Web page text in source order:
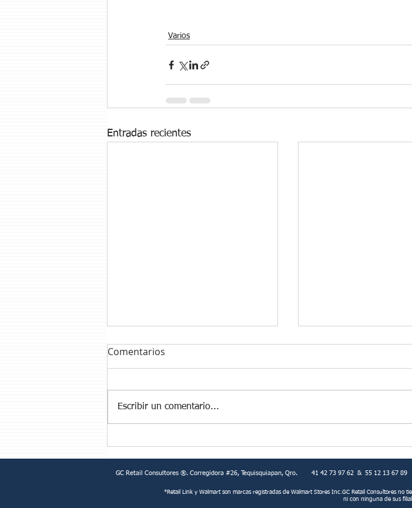
Varios
Entradas recientes
CPFR
Comentarios
Escribir un comentario...
GC Retail Consultores ®. Corregidora #26, Tequisquiapan, Qro. 41 42 73 97 62 & 55 12 13 67 89
*Retail Link y Walmart son marcas registradas de Walmart Stores Inc.GC Retail Consultores no
ni con ninguna de sus